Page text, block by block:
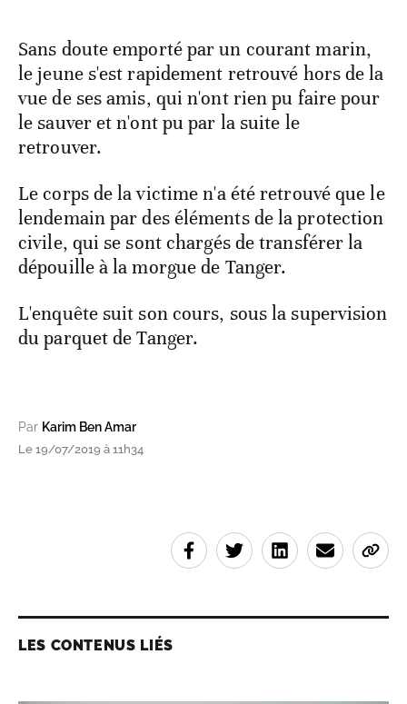
Sans doute emporté par un courant marin,
le jeune s'est rapidement retrouvé hors de la
vue de ses amis, qui n'ont rien pu faire pour
le sauver et n'ont pu par la suite le
retrouver.
Le corps de la victime n'a été retrouvé que le
lendemain par des éléments de la protection
civile, qui se sont chargés de transférer la
dépouille à la morgue de Tanger.
L'enquête suit son cours, sous la supervision
du parquet de Tanger.
Par Karim Ben Amar
Le 19/07/2019 à 11h34
LES CONTENUS LIÉS